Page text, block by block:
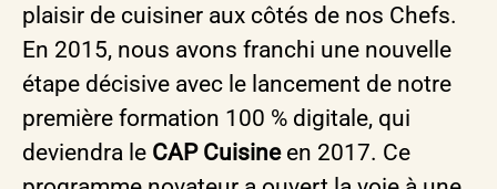
plaisir de cuisiner aux côtés de nos Chefs.
En 2015, nous avons franchi une nouvelle
étape décisive avec le lancement de notre
première formation 100 % digitale, qui
deviendra le CAP Cuisineen 2017. Ce